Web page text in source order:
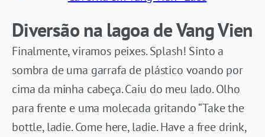
Diversão na lagoa de Vang Vien
Finalmente, viramos peixes. Splash! Sinto a
sombra de uma garrafa de plástico voando por
cima da minha cabeça. Caiu do meu lado. Olho
para frente e uma molecada gritando “Take the
bottle, ladie. Come here, ladie. Have a free drink,